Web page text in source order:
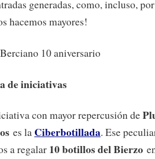
generadas, como, incluso,
hacemos mayores!
de iniciativas
con mayor repercusión de
es la Ciberbotillada. Ese
a regalar 10 botillos del Bierzo